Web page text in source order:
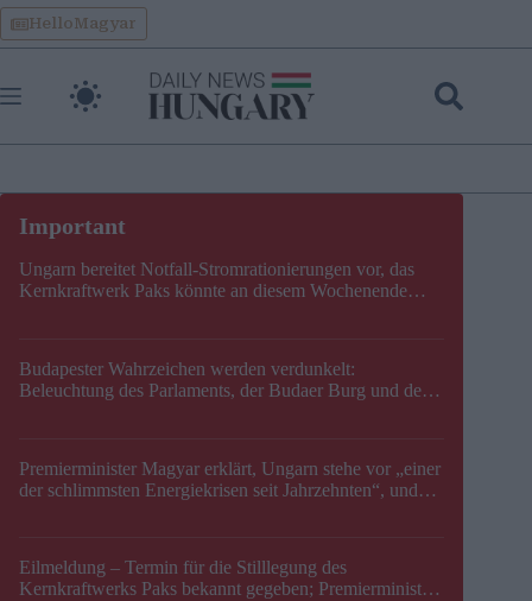
Skip
to
content
HelloMagyar
Ungarn bereitet Notfall-Stromrationierungen vor, das
Kernkraftwerk Paks könnte an diesem Wochenende
Budapester Wahrzeichen werden verdunkelt:
Beleuchtung des Parlaments, der Budaer Burg und der
Premierminister Magyar erklärt, Ungarn stehe vor „einer
der schlimmsten Energiekrisen seit Jahrzehnten“, und
Eilmeldung – Termin für die Stilllegung des
Kernkraftwerks Paks bekannt gegeben; Premierminister